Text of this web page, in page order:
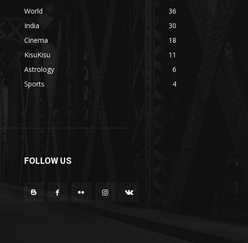
World
36
India
30
Cinema
18
KisuKisu
11
Astrology
6
Sports
4
FOLLOW US